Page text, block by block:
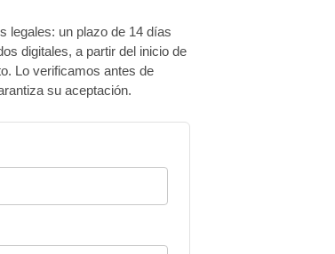
legales: un plazo de 14 días
digitales, a partir del inicio de
Lo verificamos antes de
su aceptación.